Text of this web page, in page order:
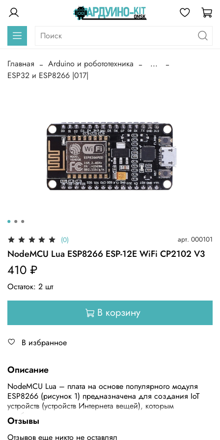
Главная Arduino и робототехника
...
ESP32 и ESP8266 |017|
(0) арт. 000101
NodeMCU Lua ESP8266 ESP-12E WiFi CP2102 V3
410 ₽
Остаток: 2 шт
В корзину
В избранное
Описание
NodeMCU Lua – плата на основе популярного модуля
ESP8266 (рисунок 1) предназначена для создания IoT
устройств (устройств Интернета вещей), которым
необходима передача или получение данных в интернет с
помощью технологии Wi-Fi.
Отзывы
Отзывов еще никто не оставлял